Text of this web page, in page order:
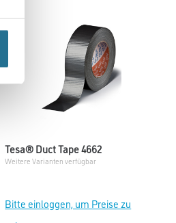
Tesa® Duct Tape 4662
Weitere Varianten verfügbar
Bitte einloggen, um Preise zu